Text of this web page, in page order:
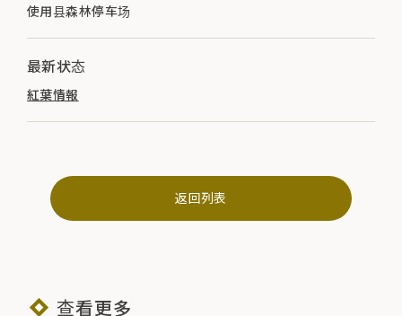
使用县森林停车场
最新状态
紅葉情報
返回列表
查看更多